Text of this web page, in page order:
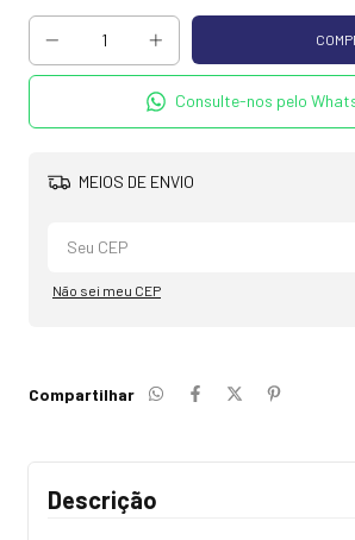
Consulte-nos pelo
MEIOS DE ENVIO
Não sei meu CEP
Compartilhar
Descrição